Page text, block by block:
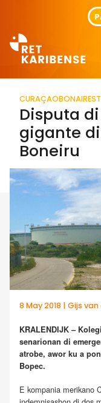
CURAÇAOBONAIRE
Disputa
gigante
Boneiru
8 May 2018 | Gijs
KRALENDIJK –
senarionan di
atrobe, awor ku a
Bopec.
E kompania merikano